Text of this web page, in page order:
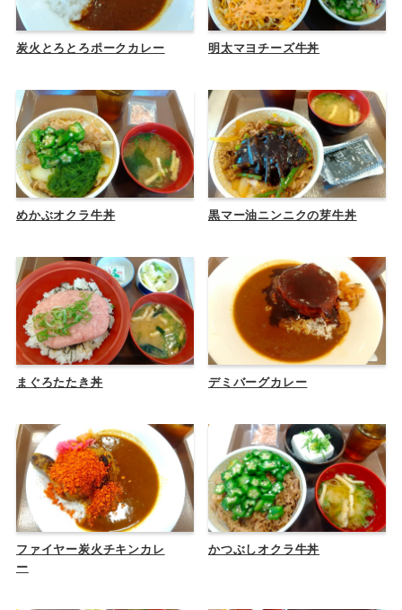
炭火とろとろポークカレー 明太マヨチーズ牛丼
めかぶオクラ牛丼 黒マー油ニンニクの芽牛丼
まぐろたたき丼 デミバーグカレー
ファイヤー炭火チキンカレ
ー
かつぶしオクラ牛丼